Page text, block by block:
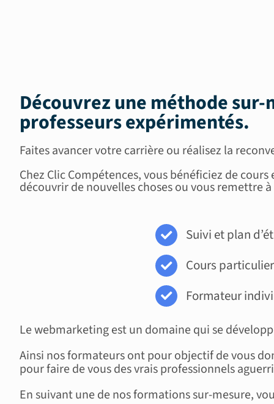
Découvrez une méthode
professeurs expérimentés.
Faites avancer votre carrière ou réalisez la
Chez Clic Compétences, vous bénéficiez de
découvrir de nouvelles choses ou vous remettre
Suivi et plan
Cours
Formateur
Le webmarketing est un domaine qui se
Ainsi nos formateurs ont pour objectif de vous
pour faire de vous des vrais professionnels
En suivant une de nos formations sur-mesure,